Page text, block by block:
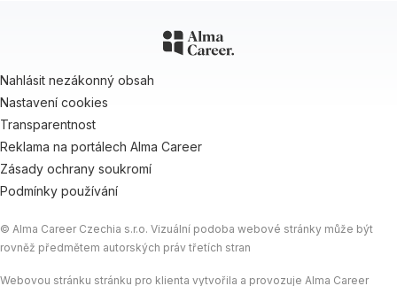
Nahlásit nezákonný obsah
Nastavení cookies
Transparentnost
Reklama na portálech Alma Career
Zásady ochrany soukromí
Podmínky používání
© Alma Career Czechia s.r.o. Vizuální podoba webové stránky může být
rovněž předmětem autorských práv třetích stran
Webovou stránku stránku pro klienta vytvořila a provozuje Alma Career